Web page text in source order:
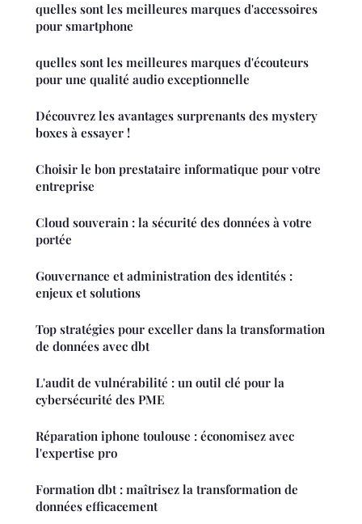
quelles sont les meilleures marques d'accessoires
pour smartphone
quelles sont les meilleures marques d'écouteurs
pour une qualité audio exceptionnelle
Découvrez les avantages surprenants des mystery
boxes à essayer !
Choisir le bon prestataire informatique pour votre
entreprise
Cloud souverain : la sécurité des données à votre
portée
Gouvernance et administration des identités :
enjeux et solutions
Top stratégies pour exceller dans la transformation
de données avec dbt
L'audit de vulnérabilité : un outil clé pour la
cybersécurité des PME
Réparation iphone toulouse : économisez avec
l'expertise pro
Formation dbt : maîtrisez la transformation de
données efficacement